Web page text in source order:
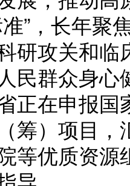
”，长年聚
研攻关和
民群众身心
在申报国
筹）项目
等优质资